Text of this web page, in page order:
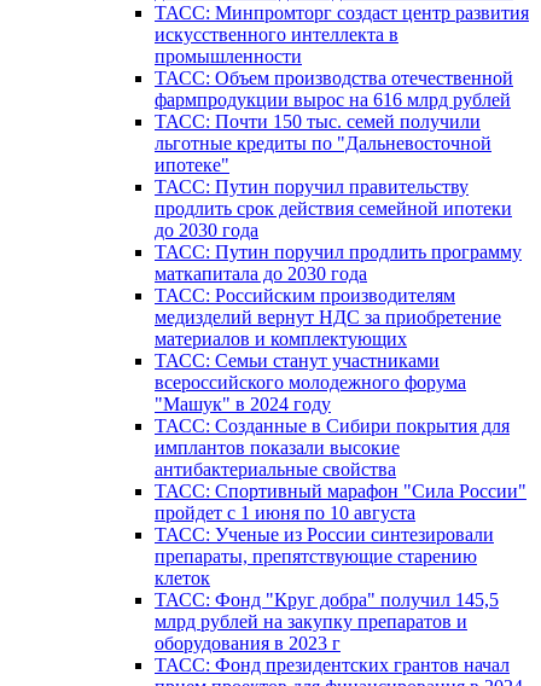
ТАСС: Минпромторг создаст центр развития
искусственного интеллекта в
промышленности
ТАСС: Объем производства отечественной
фармпродукции вырос на 616 млрд рублей
ТАСС: Почти 150 тыс. семей получили
льготные кредиты по "Дальневосточной
ипотеке"
ТАСС: Путин поручил правительству
продлить срок действия семейной ипотеки
до 2030 года
ТАСС: Путин поручил продлить программу
маткапитала до 2030 года
ТАСС: Российским производителям
медизделий вернут НДС за приобретение
материалов и комплектующих
ТАСС: Семьи станут участниками
всероссийского молодежного форума
"Машук" в 2024 году
ТАСС: Созданные в Сибири покрытия для
имплантов показали высокие
антибактериальные свойства
ТАСС: Спортивный марафон "Сила России"
пройдет с 1 июня по 10 августа
ТАСС: Ученые из России синтезировали
препараты, препятствующие старению
клеток
ТАСС: Фонд "Круг добра" получил 145,5
млрд рублей на закупку препаратов и
оборудования в 2023 г
ТАСС: Фонд президентских грантов начал